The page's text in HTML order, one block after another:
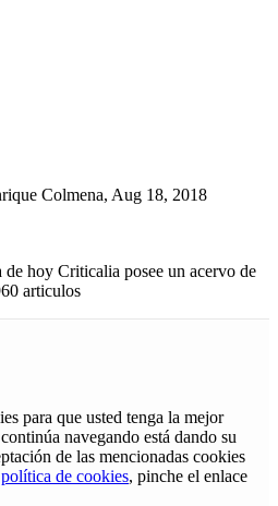
Colmena, Aug 18, 2018
de hoy Criticalia posee un acervo de
articulos
para que usted tenga la mejor
navegando está dando su
de las mencionadas cookies
política de cookies, pinche el enlace